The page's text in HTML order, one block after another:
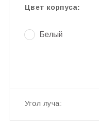
Цвет корпуса:
Белый
Угол луча: